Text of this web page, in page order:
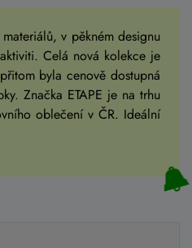
v pěkném designu
Celá nová kolekce je
byla cenově dostupná
Značka ETAPE je na trhu
oblečení v ČR. Ideální